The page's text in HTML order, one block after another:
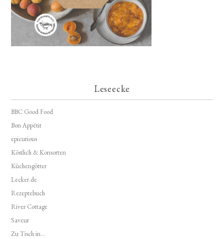
Leseecke
BBC Good Food
Bon Appétit
epicurious
Köstlich & Konsorten
Küchengötter
Lecker.de
Rezeptebuch
River Cottage
Saveur
Zu Tisch in...